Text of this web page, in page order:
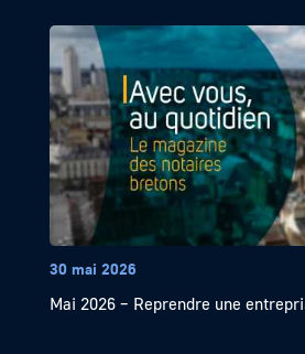
30 mai 2026
Mai 2026 – Reprendre une